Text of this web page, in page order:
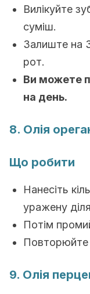
Вилікуйте
суміш.
Залиште на
рот.
Ви можете
на день.
8. Олія
Що робити
Нанесіть
уражену
Потім
Повторюйте
9. Олія